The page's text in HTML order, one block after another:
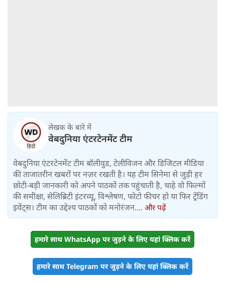
लेखक के बारे में
वेबदुनिया एंटरटेनमेंट टीम
वेबदुनिया एंटरटेनमेंट टीम बॉलीवुड, टेलीविजन और डिजिटल मीडिया
की ताजातरीन खबरों पर नज़र रखती है। यह टीम सिनेमा से जुड़ी हर
छोटी-बड़ी जानकारी को अपने पाठकों तक पहुंचाती है, चाहे वो फिल्मों
की समीक्षा, सेलिब्रिटी इंटरव्यू, विश्लेषण, फोटो फीचर हो या फिर ट्रेंडिंग
इवेंट्स। टीम का उद्देश्य पाठकों को मनोरंजन.... और पढ़ें
हमारे साथ WhatsApp पर जुड़ने के लिए यहां क्लिक करें
हमारे साथ Telegram पर जुड़ने के लिए यहां क्लिक करें